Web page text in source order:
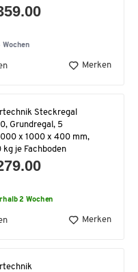
Wochen
Merken
Steckregal
Grundregal, 5
x 1000 x 400 mm,
je Fachboden
2 Wochen
Merken